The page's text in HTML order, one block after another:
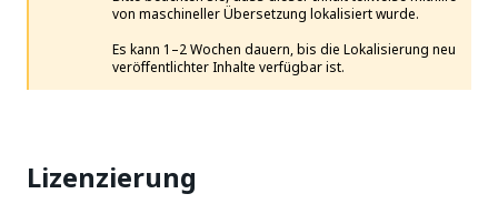
von maschineller Übersetzung lokalisiert wurde.
Es kann 1–2 Wochen dauern, bis die Lokalisierung neu
veröffentlichter Inhalte verfügbar ist.
Lizenzierung